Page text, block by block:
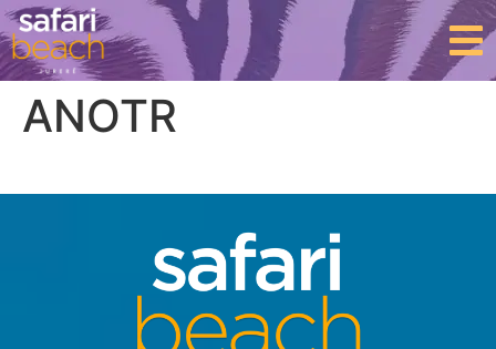
ANOTR